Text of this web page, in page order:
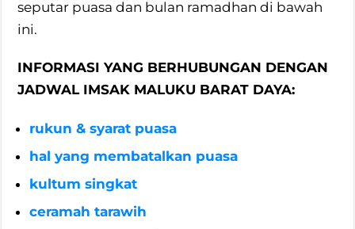
seputar puasa dan bulan ramadhan di bawah
ini.
INFORMASI YANG BERHUBUNGAN DENGAN
JADWAL IMSAK MALUKU BARAT DAYA:
rukun & syarat puasa
hal yang membatalkan puasa
kultum singkat
ceramah tarawih